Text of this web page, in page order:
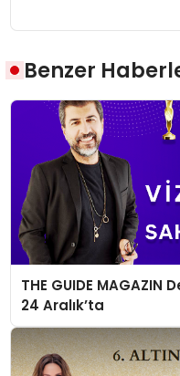
Benzer
THE GUIDE
24 Aralık’ta